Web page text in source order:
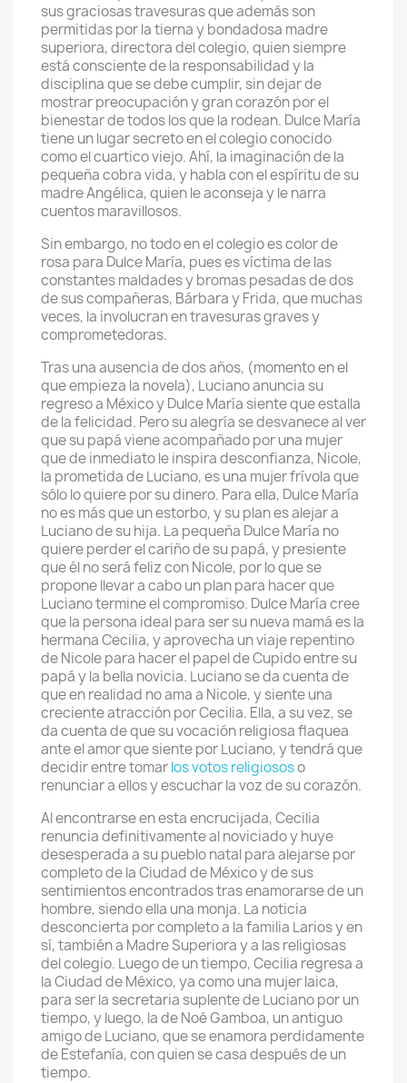
sus graciosas travesuras que además son
permitidas por la tierna y bondadosa madre
superiora, directora del colegio, quien siempre
está consciente de la responsabilidad y la
disciplina que se debe cumplir, sin dejar de
mostrar preocupación y gran corazón por el
bienestar de todos los que la rodean. Dulce María
tiene un lugar secreto en el colegio conocido
como el cuartico viejo. Ahí, la imaginación de la
pequeña cobra vida, y habla con el espíritu de su
madre Angélica, quien le aconseja y le narra
cuentos maravillosos.
Sin embargo, no todo en el colegio es color de
rosa para Dulce María, pues es víctima de las
constantes maldades y bromas pesadas de dos
de sus compañeras, Bárbara y Frida, que muchas
veces, la involucran en travesuras graves y
comprometedoras.
Tras una ausencia de dos años, (momento en el
que empieza la novela), Luciano anuncia su
regreso a México y Dulce María siente que estalla
de la felicidad. Pero su alegría se desvanece al ver
que su papá viene acompañado por una mujer
que de inmediato le inspira desconfianza, Nicole,
la prometida de Luciano, es una mujer frívola que
sólo lo quiere por su dinero. Para ella, Dulce María
no es más que un estorbo, y su plan es alejar a
Luciano de su hija. La pequeña Dulce María no
quiere perder el cariño de su papá, y presiente
que él no será feliz con Nicole, por lo que se
propone llevar a cabo un plan para hacer que
Luciano termine el compromiso. Dulce María cree
que la persona ideal para ser su nueva mamá es la
hermana Cecilia, y aprovecha un viaje repentino
de Nicole para hacer el papel de Cupido entre su
papá y la bella novicia. Luciano se da cuenta de
que en realidad no ama a Nicole, y siente una
creciente atracción por Cecilia. Ella, a su vez, se
da cuenta de que su vocación religiosa flaquea
ante el amor que siente por Luciano, y tendrá que
decidir entre tomarlos votos religiososo
renunciar a ellos y escuchar la voz de su corazón.
Al encontrarse en esta encrucijada, Cecilia
renuncia definitivamente al noviciado y huye
desesperada a su pueblo natal para alejarse por
completo de la Ciudad de México y de sus
sentimientos encontrados tras enamorarse de un
hombre, siendo ella una monja. La noticia
desconcierta por completo a la familia Larios y en
sí, también a Madre Superiora y a las religiosas
del colegio. Luego de un tiempo, Cecilia regresa a
la Ciudad de México, ya como una mujer laica,
para ser la secretaria suplente de Luciano por un
tiempo, y luego, la de Noé Gamboa, un antiguo
amigo de Luciano, que se enamora perdidamente
de Estefanía, con quien se casa después de un
tiempo.